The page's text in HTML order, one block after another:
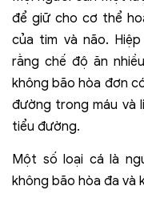
để giữ cho cơ thể
của tim và não.
rằng chế độ ăn
không bão hòa đơn
đường trong máu và
tiểu đường.
Một số loại cá là
không bão hòa đa và